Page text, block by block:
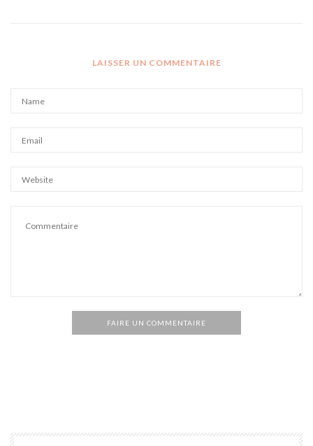
LAISSER UN COMMENTAIRE
FAIRE UN COMMENTAIRE